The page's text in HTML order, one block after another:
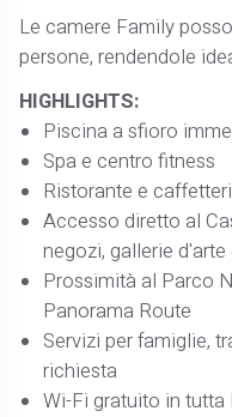
Le camere Family
persone, rendendole
HIGHLIGHTS:
Piscina a sfioro
Spa e centro fitness
Ristorante e
Accesso diretto al
negozi, gallerie
Prossimità al Parco
Panorama Route
Servizi per famiglie,
richiesta
Wi-Fi gratuito in tutta